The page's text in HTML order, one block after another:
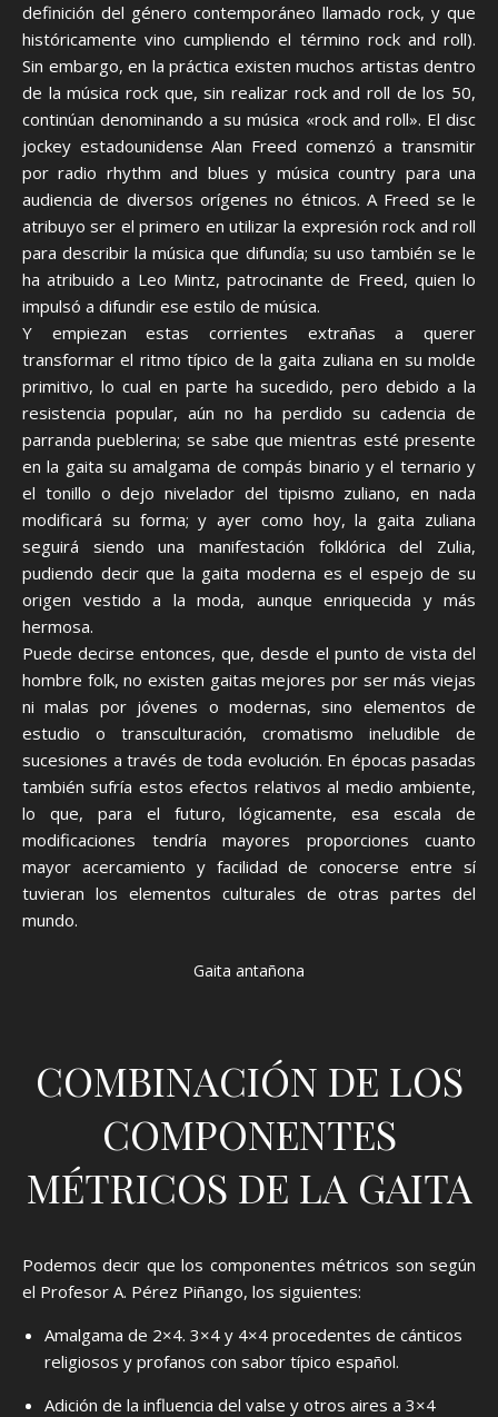
definición del género contemporáneo llamado rock, y que
históricamente vino cumpliendo el término rock and roll).
Sin embargo, en la práctica existen muchos artistas dentro
de la música rock que, sin realizar rock and roll de los 50,
continúan denominando a su música «rock and roll». El disc
jockey estadounidense Alan Freed comenzó a transmitir
por radio rhythm and blues y música country para una
audiencia de diversos orígenes no étnicos. A Freed se le
atribuyo ser el primero en utilizar la expresión rock and roll
para describir la música que difundía; su uso también se le
ha atribuido a Leo Mintz, patrocinante de Freed, quien lo
impulsó a difundir ese estilo de música.
Y empiezan estas corrientes extrañas a querer
transformar el ritmo típico de la gaita zuliana en su molde
primitivo, lo cual en parte ha sucedido, pero debido a la
resistencia popular, aún no ha perdido su cadencia de
parranda pueblerina; se sabe que mientras esté presente
en la gaita su amalgama de compás binario y el ternario y
el tonillo o dejo nivelador del tipismo zuliano, en nada
modificará su forma; y ayer como hoy, la gaita zuliana
seguirá siendo una manifestación folklórica del Zulia,
pudiendo decir que la gaita moderna es el espejo de su
origen vestido a la moda, aunque enriquecida y más
hermosa.
Puede decirse entonces, que, desde el punto de vista del
hombre folk, no existen gaitas mejores por ser más viejas
ni malas por jóvenes o modernas, sino elementos de
estudio o transculturación, cromatismo ineludible de
sucesiones a través de toda evolución. En épocas pasadas
también sufría estos efectos relativos al medio ambiente,
lo que, para el futuro, lógicamente, esa escala de
modificaciones tendría mayores proporciones cuanto
mayor acercamiento y facilidad de conocerse entre sí
tuvieran los elementos culturales de otras partes del
mundo.
Gaita antañona
COMBINACIÓN DE LOS
COMPONENTES
MÉTRICOS DE LA GAITA
Podemos decir que los componentes métricos son según
el Profesor A. Pérez Piñango, los siguientes:
Amalgama de 2×4. 3×4 y 4×4 procedentes de cánticos
religiosos y profanos con sabor típico español.
Adición de la influencia del valse y otros aires a 3×4